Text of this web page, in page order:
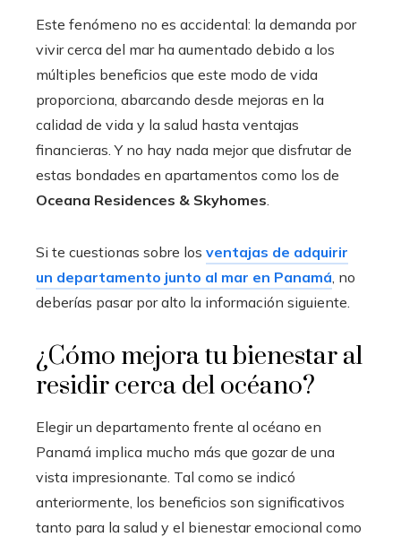
Este fenómeno no es accidental: la demanda por
vivir cerca del mar ha aumentado debido a los
múltiples beneficios que este modo de vida
proporciona, abarcando desde mejoras en la
calidad de vida y la salud hasta ventajas
financieras. Y no hay nada mejor que disfrutar de
estas bondades en apartamentos como los de
Oceana Residences & Skyhomes
Si te cuestionas sobre los ventajas de adquirir
un departamento junto al mar en Panamá , no
deberías pasar por alto la información siguiente.
¿Cómo mejora tu bienestar al
residir cerca del océano?
Elegir un departamento frente al océano en
Panamá implica mucho más que gozar de una
vista impresionante. Tal como se indicó
anteriormente, los beneficios son significativos
tanto para la salud y el bienestar emocional como